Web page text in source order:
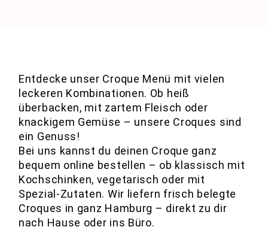
Entdecke unser Croque Menü mit vielen
leckeren Kombinationen. Ob heiß
überbacken, mit zartem Fleisch oder
knackigem Gemüse – unsere Croques sind
ein Genuss!
Bei uns kannst du deinen Croque ganz
bequem online bestellen – ob klassisch mit
Kochschinken, vegetarisch oder mit
Spezial-Zutaten. Wir liefern frisch belegte
Croques in ganz Hamburg – direkt zu dir
nach Hause oder ins Büro.